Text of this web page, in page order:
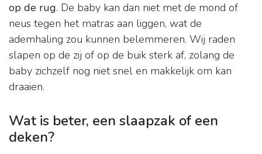
op de rug. De baby kan dan niet met de mond of
neus tegen het matras aan liggen, wat de
ademhaling zou kunnen belemmeren. Wij raden
slapen op de zij of op de buik sterk af, zolang de
baby zichzelf nog niet snel en makkelijk om kan
draaien.
Wat is beter, een slaapzak of een
deken?